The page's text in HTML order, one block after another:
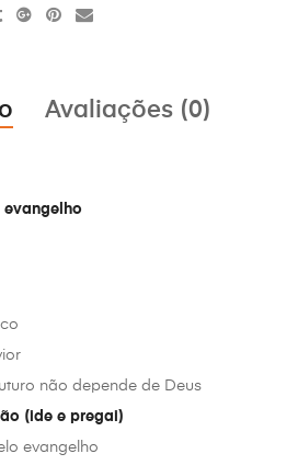
Avaliações (0)
evangelho
não depende de Deus
(ide e pregai)
evangelho